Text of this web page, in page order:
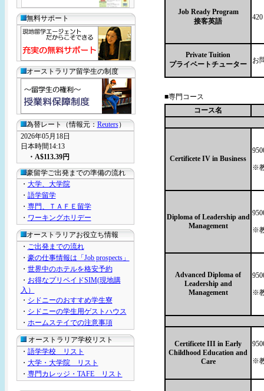
無料サポート
オーストラリア留学生の制度
為替レート（情報元： Reuters）
2026年05月18日
日本時間14:13
・ A$113.39円
豪留学ご出発までの準備の流れ
・ 大学、大学院
・ 語学留学
・ 専門、ＴＡＦＥ留学
・ ワーキングホリデー
オーストラリアお役立ち情報
・ ご出発までの流れ
・ 豪の仕事情報は「Job prospects」
・ 世界中のホテルを格安予約
・ お得なプリペイドSIM(現地購
入）
・ シドニーのおすすめ学生寮
・ シドニーの学生用ゲストハウス
・ ホームステイでの注意事項
オーストラリア学校リスト
・ 語学学校 リスト
・ 大学・大学院 リスト
・ 専門カレッジ・TAFE リスト
Job Ready Program
接客英語
Private Tuition
プライベートチューター
お
■専門コース
コース名
Certificete IV in Business
※
Diploma of Leadership and
Management
※
Advanced Diploma of
Leadership and
Management
※
Certificete III in Early
Childhood Education and
Care
※